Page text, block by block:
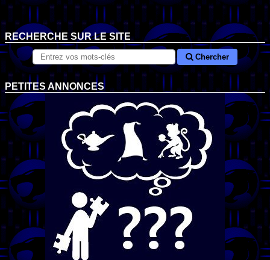
RECHERCHE SUR LE SITE
Chercher
PETITES ANNONCES